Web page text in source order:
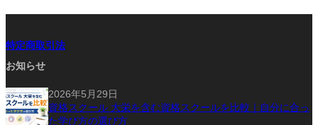
特定商取引法
お知らせ
2026年5月29日
資格スクール 大栄を含む資格スクールを比較｜自分に合っ
た学び方の選び方